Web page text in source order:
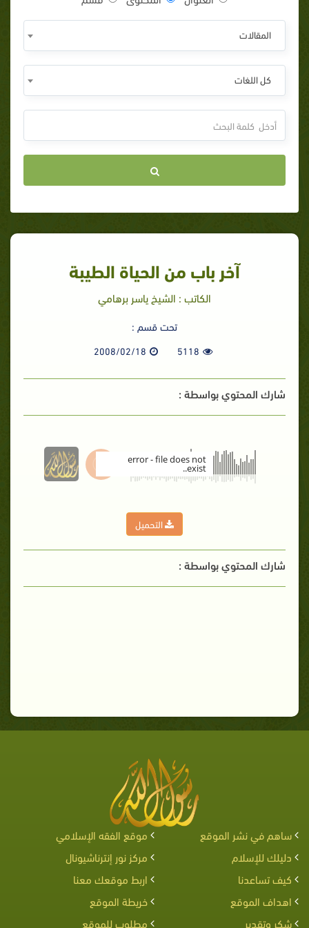
المقالات
كل اللغات
آخر باب من الحياة الطيبة
الكاتب : الشيخ ياسر برهامي
تحت قسم :
5118
2008/02/18
شارك المحتوي بواسطة :
error - file does not
exist..
التحميل
شارك المحتوي بواسطة :
ساهم في نشر الموقع
موقع الفقه الإسلامي
دليلك للإسلام
مركز نور إنترناشيونال
كيف تساعدنا
اربط موقعك معنا
اهداف الموقع
خريطة الموقع
شكر وتقدير
مطلوب للموقع